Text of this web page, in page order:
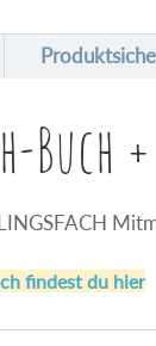
Buch
findest du hier